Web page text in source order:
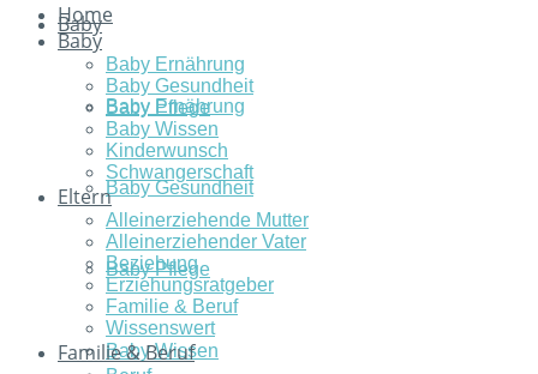
Baby
Baby Ernährung
Baby Gesundheit
Baby Pflege
Baby Wissen
Home
Baby
Baby Ernährung
Baby Gesundheit
Baby Pflege
Baby Wissen
Kinderwunsch
Schwangerschaft
Eltern
Alleinerziehende Mutter
Alleinerziehender Vater
Beziehung
Erziehungsratgeber
Familie & Beruf
Wissenswert
Familie & Beruf